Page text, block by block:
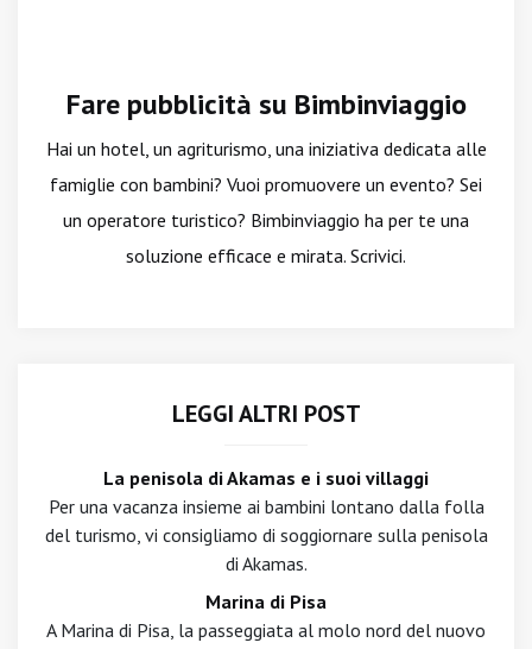
Fare pubblicità su Bimbinviaggio
Hai un hotel, un agriturismo, una iniziativa dedicata alle
famiglie con bambini? Vuoi promuovere un evento? Sei
un operatore turistico? Bimbinviaggio ha per te una
soluzione efficace e mirata. Scrivici.
LEGGI ALTRI POST
La penisola di Akamas e i suoi villaggi
Per una vacanza insieme ai bambini lontano dalla folla
del turismo, vi consigliamo di soggiornare sulla penisola
di Akamas.
Marina di Pisa
A Marina di Pisa, la passeggiata al molo nord del nuovo